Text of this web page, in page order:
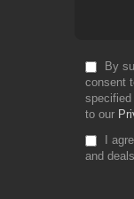
By
consent
to our
I
and